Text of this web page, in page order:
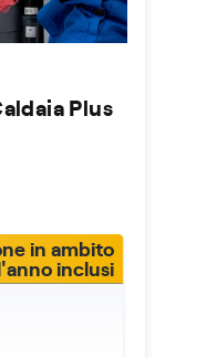
Plus
in ambito
inclusi